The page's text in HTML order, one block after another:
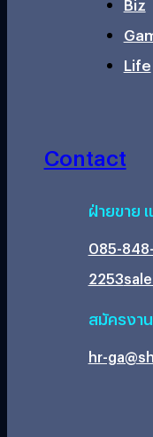
Biz
Life
Contact
ฝ่ายขาย
085-848-
2253
สมัครงา
hr-